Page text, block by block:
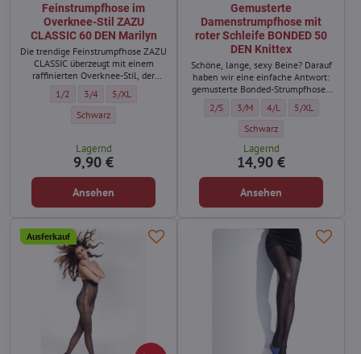
Feinstrumpfhose im
Overknee-Stil ZAZU
CLASSIC 60 DEN Marilyn
Die trendige Feinstrumpfhose ZAZU
CLASSIC überzeugt mit einem
raffinierten Overknee-Stil, der
Etwas verleiht.
Feinstrumpfhose im Overknee-Stil ZAZU CLASSIC 60 DEN Marilyn - Größe:
1/2 Feinstrumpfhose im Overknee-Stil ZAZU CLASSIC 60 DEN Marilyn -
3/4 Feinstrumpfhose im Overknee-Stil ZAZU CLASSIC 60 DEN
5/XL
Feinstrumpfhose im Overknee-Stil ZAZU CLASSIC 60 DEN Marilyn -
Schwarz
Lagernd
9,90 €
Ansehen
Gemusterte
Damenstrumpfhose mit
roter Schleife BONDED 50
DEN Knittex
Schöne, lange, sexy Beine? Darauf
haben wir eine einfache Antwort:
gemusterte Bonded-Strumpfhosen
Weise lange Stiefel imitieren und
hinten mit einer roten Schleife
sinnliche Strumpfhosen, die
überraschen und verführen.
Gemusterte Damenstrumpfhose mit
2/S Gemusterte
3/M Gemusterte
4/L Gemusterte
5/XL
Gemusterte
Schwarz
Lagernd
14,90 €
Ansehen
Ausferkauf